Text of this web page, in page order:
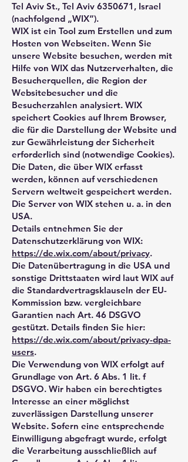
Tel Aviv St., Tel Aviv 6350671 , Israel
(nachfolgend „WIX“).
WIX ist ein Tool zum Erstellen und zum
Hosten von Webseiten. Wenn Sie
unsere Website besuchen, werden mit
Hilfe von WIX das Nutzerverhalten, die
Besucherquellen, die Region der
Websitebesucher und die
Besucherzahlen analysiert. WIX
speichert Cookies auf Ihrem Browser,
die für die Darstellung der Website und
zur Gewährleistung der Sicherheit
erforderlich sind (notwendige Cookies).
Die Daten, die über WIX erfasst
werden, können auf verschiedenen
Servern weltweit gespeichert werden.
Die Server von WIX stehen u. a. in den
USA.
Details entnehmen Sie der
Datenschutzerklärung von WIX:
https://de.wix.com/about/privacy.
Die Datenübertragung in die USA und
sonstige Drittstaaten wird laut WIX auf
die Standardvertragsklauseln der EU-
Kommission bzw. vergleichbare
Garantien nach Art. 46 DSGVO
gestützt. Details finden Sie hier:
https://de.wix.com/about/privacy-dpa-
users.
Die Verwendung von WIX erfolgt auf
Grundlage von Art. 6 Abs. 1 lit. f
DSGVO. Wir haben ein berechtigtes
Interesse an einer möglichst
zuverlässigen Darstellung unserer
Website. Sofern eine entsprechende
Einwilligung abgefragt wurde, erfolgt
die Verarbeitung ausschließlich auf